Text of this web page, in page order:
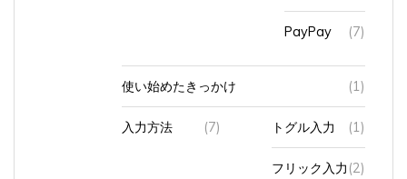
PayPay (7)
使い始めたきっかけ (1)
入力方法 (7) トグル入力 (1)
フリック入力 (2)